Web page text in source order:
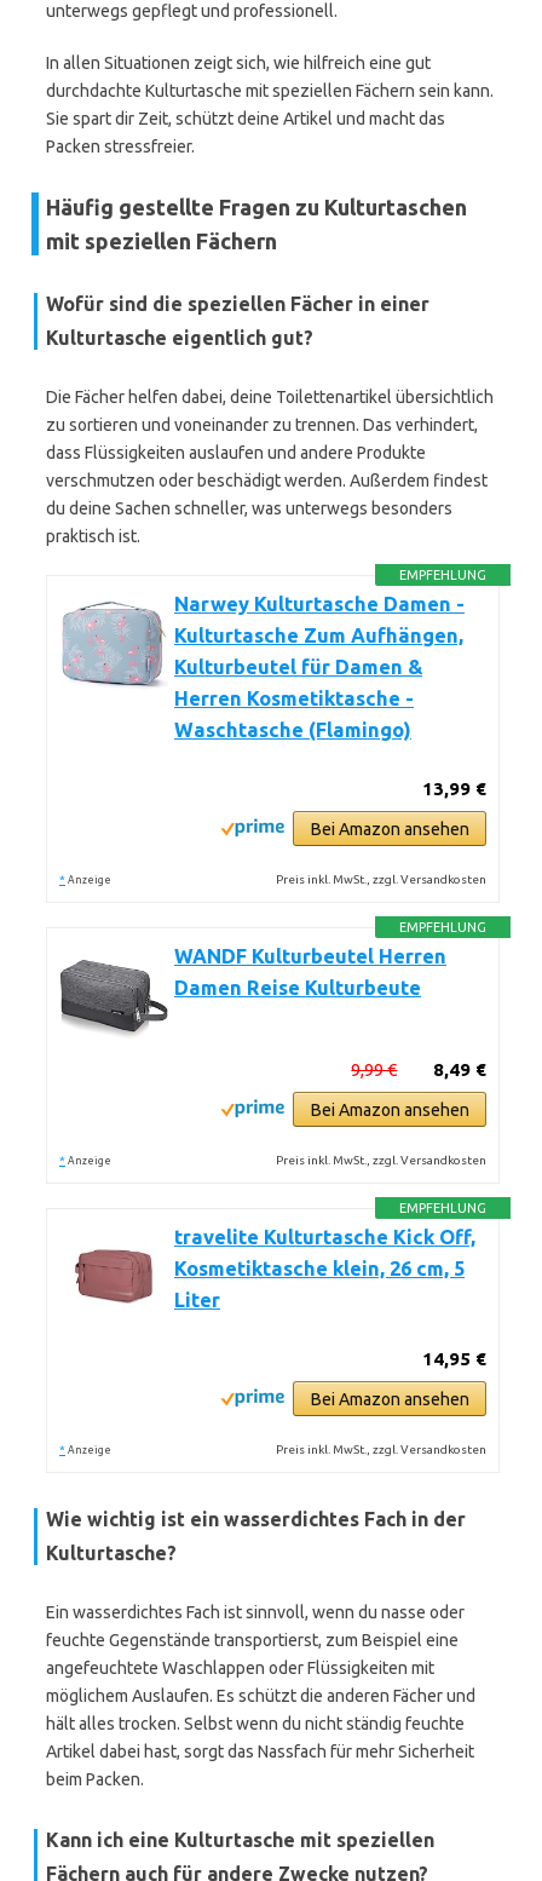
unterwegs gepflegt und professionell.
In allen Situationen zeigt sich, wie hilfreich eine gut
durchdachte Kulturtasche mit speziellen Fächern sein kann.
Sie spart dir Zeit, schützt deine Artikel und macht das
Packen stressfreier.
Häufig gestellte Fragen zu Kulturtaschen
mit speziellen Fächern
Wofür sind die speziellen Fächer in einer
Kulturtasche eigentlich gut?
Die Fächer helfen dabei, deine Toilettenartikel übersichtlich
zu sortieren und voneinander zu trennen. Das verhindert,
dass Flüssigkeiten auslaufen und andere Produkte
verschmutzen oder beschädigt werden. Außerdem findest
du deine Sachen schneller, was unterwegs besonders
praktisch ist.
EMPFEHLUNG
Narwey Kulturtasche Damen -
Kulturtasche Zum Aufhängen,
Kulturbeutel für Damen &
Herren Kosmetiktasche -
Waschtasche (Flamingo)
13,99 €
Bei Amazon ansehen
* Anzeige Preis inkl. MwSt., zzgl. Versandkosten
EMPFEHLUNG
WANDF Kulturbeutel Herren
Damen Reise Kulturbeute
8,49 €
9,99 €
Bei Amazon ansehen
* Anzeige Preis inkl. MwSt., zzgl. Versandkosten
EMPFEHLUNG
travelite Kulturtasche Kick Off,
Kosmetiktasche klein, 26 cm, 5
Liter
14,95 €
Bei Amazon ansehen
* Anzeige Preis inkl. MwSt., zzgl. Versandkosten
Wie wichtig ist ein wasserdichtes Fach in der
Kulturtasche?
Ein wasserdichtes Fach ist sinnvoll, wenn du nasse oder
feuchte Gegenstände transportierst, zum Beispiel eine
angefeuchtete Waschlappen oder Flüssigkeiten mit
möglichem Auslaufen. Es schützt die anderen Fächer und
hält alles trocken. Selbst wenn du nicht ständig feuchte
Artikel dabei hast, sorgt das Nassfach für mehr Sicherheit
beim Packen.
Kann ich eine Kulturtasche mit speziellen
Fächern auch für andere Zwecke nutzen?